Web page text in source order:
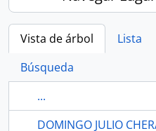
Vista de árbol
Lista
Búsqueda
...